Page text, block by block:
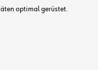
optimal gerüstet.